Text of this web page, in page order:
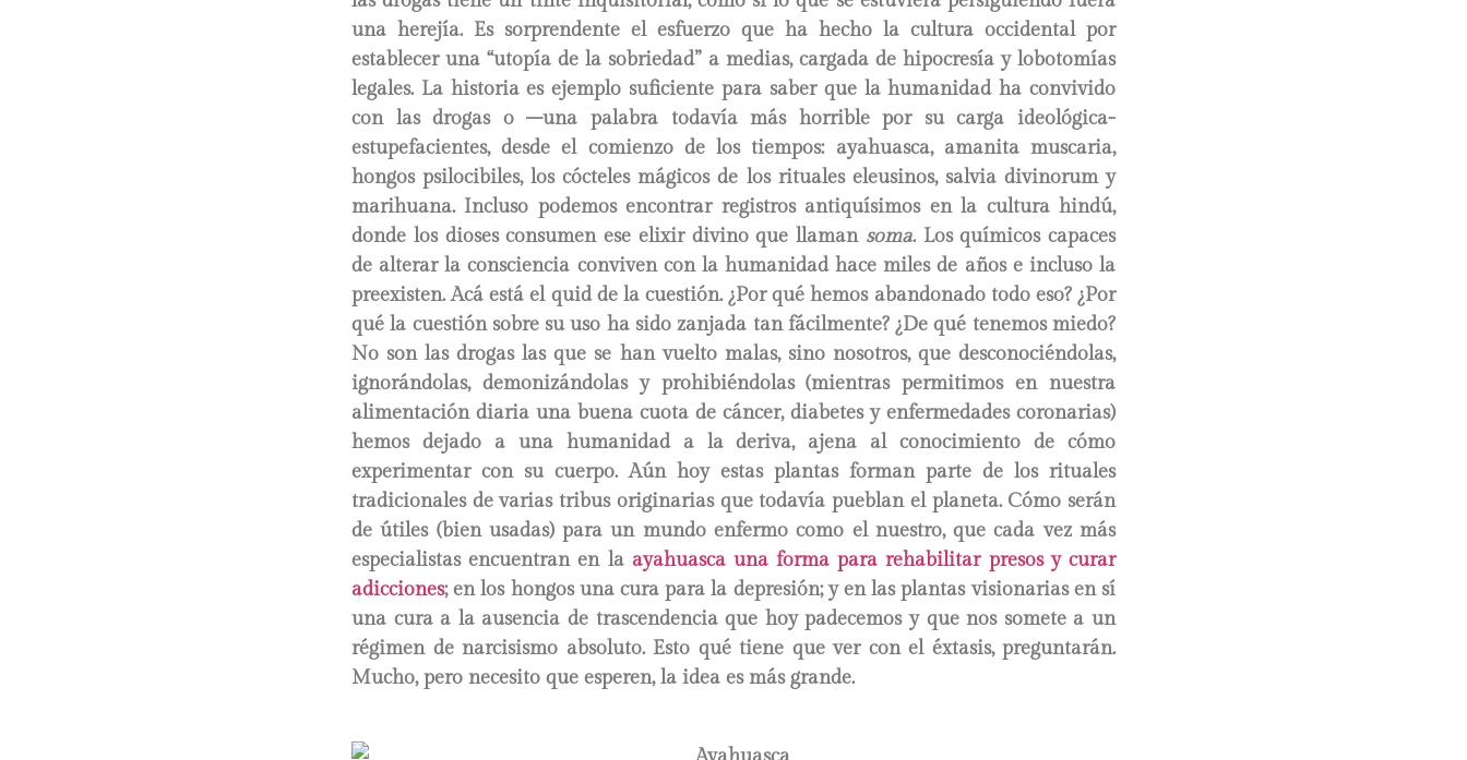
una herejía. Es sorprendente el esfuerzo que ha hecho la cultura occidental por
establecer una “utopía de la sobriedad” a medias, cargada de hipocresía y lobotomías
legales. La historia es ejemplo suficiente para saber que la humanidad ha convivido
con las drogas o –una palabra todavía más horrible por su carga ideológica-
estupefacientes, desde el comienzo de los tiempos: ayahuasca, amanita muscaria,
hongos psilocibiles, los cócteles mágicos de los rituales eleusinos, salvia divinorum y
marihuana. Incluso podemos encontrar registros antiquísimos en la cultura hindú,
donde los dioses consumen ese elixir divino que llaman soma. Los químicos capaces
de alterar la consciencia conviven con la humanidad hace miles de años e incluso la
preexisten. Acá está el quid de la cuestión. ¿Por qué hemos abandonado todo eso? ¿Por
qué la cuestión sobre su uso ha sido zanjada tan fácilmente? ¿De qué tenemos miedo?
No son las drogas las que se han vuelto malas, sino nosotros, que desconociéndolas,
ignorándolas, demonizándolas y prohibiéndolas (mientras permitimos en nuestra
alimentación diaria una buena cuota de cáncer, diabetes y enfermedades coronarias)
hemos dejado a una humanidad a la deriva, ajena al conocimiento de cómo
experimentar con su cuerpo. Aún hoy estas plantas forman parte de los rituales
tradicionales de varias tribus originarias que todavía pueblan el planeta. Cómo serán
de útiles (bien usadas) para un mundo enfermo como el nuestro, que cada vez más
especialistas encuentran en la ayahuasca una forma para rehabilitar presos y curar
adicciones; en los hongos una cura para la depresión; y en las plantas visionarias en sí
una cura a la ausencia de trascendencia que hoy padecemos y que nos somete a un
régimen de narcisismo absoluto. Esto qué tiene que ver con el éxtasis, preguntarán.
Mucho, pero necesito que esperen, la idea es más grande.